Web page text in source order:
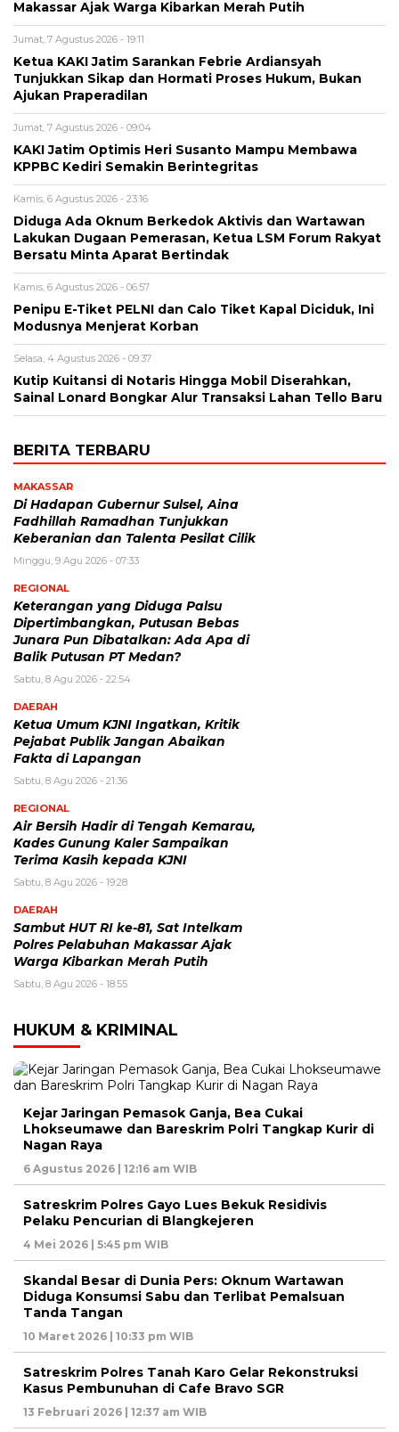
Makassar Ajak Warga Kibarkan Merah Putih
Jumat, 7 Agustus 2026 - 19:11
Ketua KAKI Jatim Sarankan Febrie Ardiansyah
Tunjukkan Sikap dan Hormati Proses Hukum, Bukan
Ajukan Praperadilan
Jumat, 7 Agustus 2026 - 09:04
KAKI Jatim Optimis Heri Susanto Mampu Membawa
KPPBC Kediri Semakin Berintegritas
Kamis, 6 Agustus 2026 - 23:16
Diduga Ada Oknum Berkedok Aktivis dan Wartawan
Lakukan Dugaan Pemerasan, Ketua LSM Forum Rakyat
Bersatu Minta Aparat Bertindak
Kamis, 6 Agustus 2026 - 06:57
Penipu E-Tiket PELNI dan Calo Tiket Kapal Diciduk, Ini
Modusnya Menjerat Korban
Selasa, 4 Agustus 2026 - 09:37
Kutip Kuitansi di Notaris Hingga Mobil Diserahkan,
Sainal Lonard Bongkar Alur Transaksi Lahan Tello Baru
BERITA TERBARU
MAKASSAR
Di Hadapan Gubernur Sulsel, Aina
Fadhillah Ramadhan Tunjukkan
Keberanian dan Talenta Pesilat Cilik
Minggu, 9 Agu 2026 - 07:33
REGIONAL
Keterangan yang Diduga Palsu
Dipertimbangkan, Putusan Bebas
Junara Pun Dibatalkan: Ada Apa di
Balik Putusan PT Medan?
Sabtu, 8 Agu 2026 - 22:54
DAERAH
Ketua Umum KJNI Ingatkan, Kritik
Pejabat Publik Jangan Abaikan
Fakta di Lapangan
Sabtu, 8 Agu 2026 - 21:36
REGIONAL
Air Bersih Hadir di Tengah Kemarau,
Kades Gunung Kaler Sampaikan
Terima Kasih kepada KJNI
Sabtu, 8 Agu 2026 - 19:28
DAERAH
Sambut HUT RI ke-81, Sat Intelkam
Polres Pelabuhan Makassar Ajak
Warga Kibarkan Merah Putih
Sabtu, 8 Agu 2026 - 18:55
HUKUM & KRIMINAL
Kejar Jaringan Pemasok Ganja, Bea Cukai
Lhokseumawe dan Bareskrim Polri Tangkap Kurir di
Nagan Raya
6 Agustus 2026 | 12:16 am WIB
Satreskrim Polres Gayo Lues Bekuk Residivis
Pelaku Pencurian di Blangkejeren
4 Mei 2026 | 5:45 pm WIB
Skandal Besar di Dunia Pers: Oknum Wartawan
Diduga Konsumsi Sabu dan Terlibat Pemalsuan
Tanda Tangan
10 Maret 2026 | 10:33 pm WIB
Satreskrim Polres Tanah Karo Gelar Rekonstruksi
Kasus Pembunuhan di Cafe Bravo SGR
13 Februari 2026 | 12:37 am WIB